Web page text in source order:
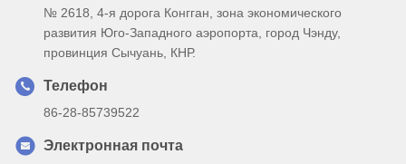
№ 2618, 4-я дорога Конгган, зона экономического
развития Юго-Западного аэропорта, город Чэнду,
провинция Сычуань, КНР.
Телефон
86-28-85739522
Электронная почта